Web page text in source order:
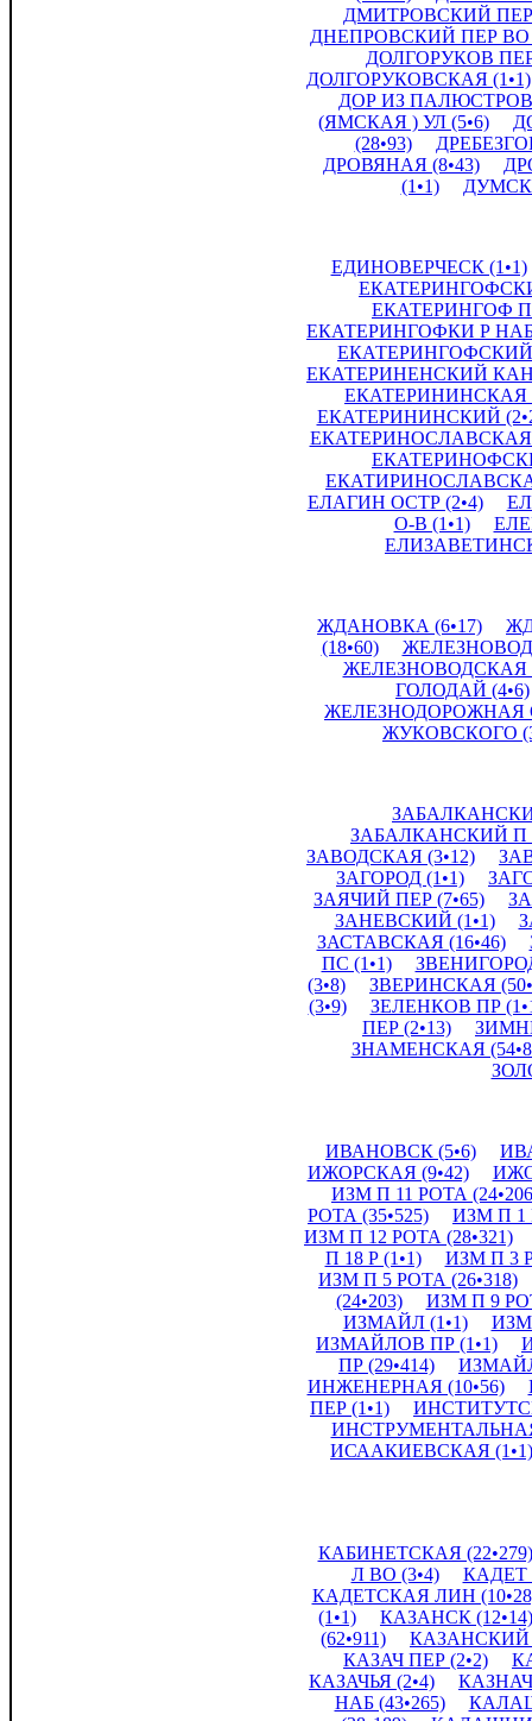
ДМИТРОВСКИЙ ПЕР
ДНЕПРОВСКИЙ ПЕР ВО
ДОЛГОРУКОВ ПЕР
ДОЛГОРУКОВСКАЯ (1•1)
ДОР ИЗ
(ЯМСКАЯ ) УЛ (5•6)
(28•93)
ДРОВЯНАЯ (8•43)
(1•1)
ЕДИНОВЕРЧЕСК (1•1)
ЕКАТЕРИНГОФ
ЕКАТЕРИНГОФКИ Р НАБ
ЕКАТЕРИНГОФСКИЙ
ЕКАТЕРИНЕНСКИЙ
ЕКАТЕРИНИНСКАЯ
ЕКАТЕРИНИНСКИЙ
ЕКАТЕРИНОСЛАВСКАЯ
ЕЛАГИН ОСТР (2•4)
О-В (1•1)
ЖДАНОВКА (6•17)
(18•60)
ЖЕЛЕЗНОВОДСКАЯ
ГОЛОДАЙ (4•6)
ЖЕЛЕЗНОДОРОЖНАЯ
ЖУКОВСКОГО
ЗАБАЛКАНСКИЙ П
ЗАВОДСКАЯ (3•12)
ЗАГОРОД (1•1)
ЗАЯЧИЙ ПЕР (7•65)
ЗАНЕВСКИЙ (1•1)
ЗАСТАВСКАЯ (16•46)
ПС (1•1)
(3•8)
ЗВЕРИНСКАЯ
(3•9)
ЗЕЛЕНКОВ ПР
ПЕР (2•13)
ЗНАМЕНСКАЯ
ИВАНОВСК (5•6)
ИЖОРСКАЯ (9•42)
ИЗМ П 11 РОТА
РОТА (35•525)
ИЗМ П 1
ИЗМ П 12 РОТА (28•321)
П 18 Р (1•1)
ИЗМ П 3
ИЗМ П 5 РОТА (26•318)
(24•203)
ИЗМ П 9
ИЗМАЙЛ (1•1)
ИЗМАЙЛОВ ПР (1•1)
ПР (29•414)
ИНЖЕНЕРНАЯ (10•56)
ПЕР (1•1)
ИНСТРУМЕНТАЛЬНАЯ
ИСААКИЕВСКАЯ (1•1)
КАБИНЕТСКАЯ (22•279)
Л ВО (3•4)
КАДЕТ
КАДЕТСКАЯ ЛИН
(1•1)
КАЗАНСК (12•14)
(62•911)
КАЗАНСКИЙ
КАЗАЧ ПЕР (2•2)
КАЗАЧЬЯ (2•4)
НАБ (43•265)